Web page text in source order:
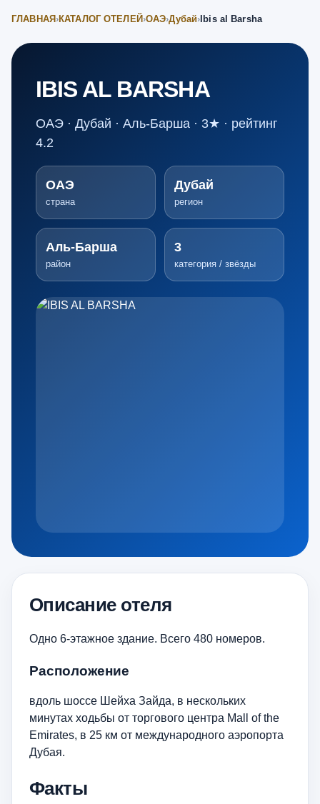
ГЛАВНАЯ ›КАТАЛОГ ОТЕЛЕЙ ›ОАЭ›Дубай› Ibis al Barsha
IBIS AL BARSHA
ОАЭ · Дубай · Аль-Барша · 3★ · рейтинг
4.2
ОАЭ
страна
Дубай
регион
Аль-Барша
район
3
категория / звёзды
Описание отеля
Одно 6-этажное здание. Всего 480 номеров.
Расположение
вдоль шоссе Шейха Зайда, в нескольких
минутах ходьбы от торгового центра Mall of the
Emirates, в 25 км от международного аэропорта
Дубая.
Факты